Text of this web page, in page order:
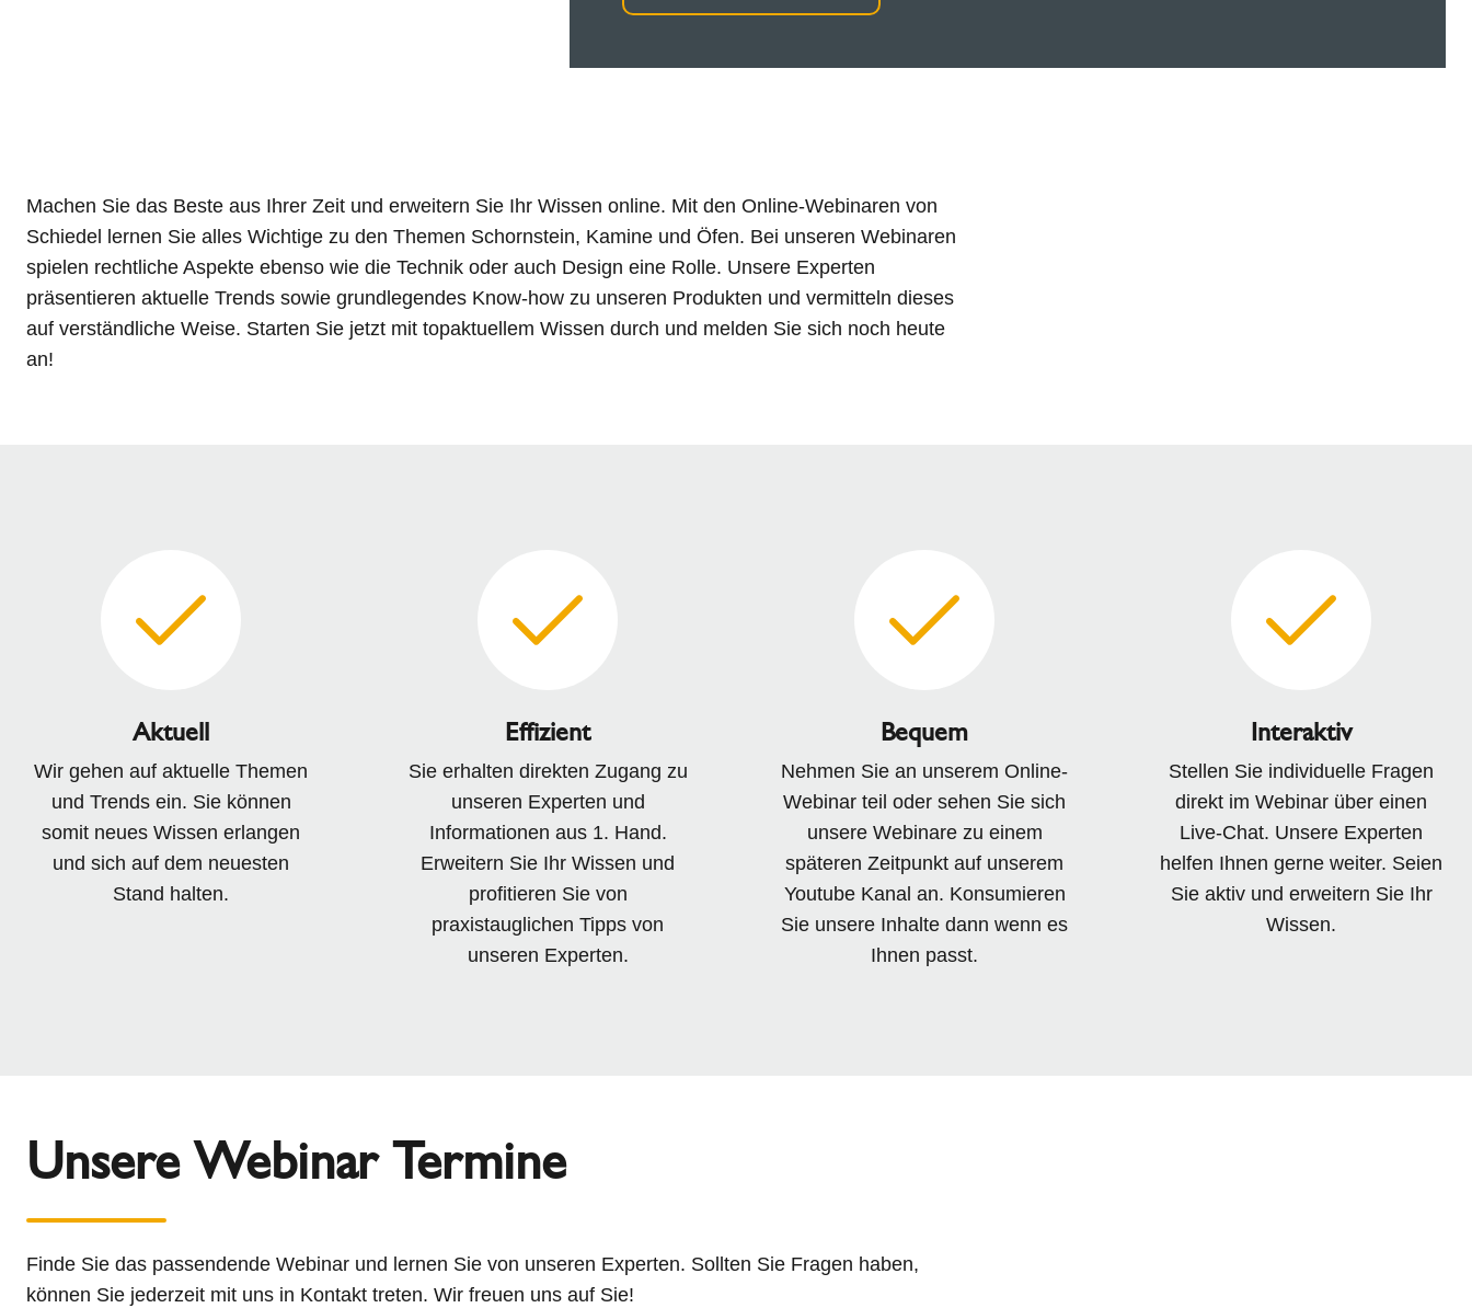
Machen Sie das Beste aus Ihrer Zeit und erweitern Sie Ihr Wissen online. Mit den Online-Webinaren von
Schiedel lernen Sie alles Wichtige zu den Themen Schornstein, Kamine und Öfen. Bei unseren Webinaren
spielen rechtliche Aspekte ebenso wie die Technik oder auch Design eine Rolle. Unsere Experten
präsentieren aktuelle Trends sowie grundlegendes Know-how zu unseren Produkten und vermitteln dieses
auf verständliche Weise. Starten Sie jetzt mit topaktuellem Wissen durch und melden Sie sich noch heute
an!
Aktuell
Wir gehen auf aktuelle Themen
und Trends ein. Sie können
somit neues Wissen erlangen
und sich auf dem neuesten
Stand halten.
Effizient
Sie erhalten direkten Zugang zu
unseren Experten und
Informationen aus 1. Hand.
Erweitern Sie Ihr Wissen und
profitieren Sie von
praxistauglichen Tipps von
unseren Experten.
Bequem
Nehmen Sie an unserem Online-
Webinar teil oder sehen Sie sich
unsere Webinare zu einem
späteren Zeitpunkt auf unserem
Youtube Kanal an. Konsumieren
Sie unsere Inhalte dann wenn es
Ihnen passt.
Interaktiv
Stellen Sie individuelle Fragen
direkt im Webinar über einen
Live-Chat. Unsere Experten
helfen Ihnen gerne weiter. Seien
Sie aktiv und erweitern Sie Ihr
Wissen.
Unsere Webinar Termine
Finde Sie das passendende Webinar und lernen Sie von unseren Experten. Sollten Sie Fragen haben,
können Sie jederzeit mit uns in Kontakt treten. Wir freuen uns auf Sie!